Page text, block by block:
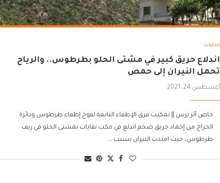
محليات
اندلاع حريق كبير في مشتى الحلو بطرطوس.. والرياح
تحمل النيران إلى حمص
أغسطس 24, 2021
خاص أثر برس || تمكنت فرق الإطفاء التابعة لفوج إطفاء طرطوس ودائرة
الحراج من إخماد حريق ضخم اندلع في مكب نفايات بمشتى الحلو في ريف
طرطوس، حيث امتدت النيران بسبب …